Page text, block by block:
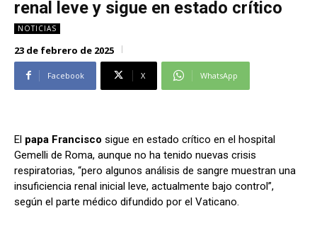
Alianza Patriotica
Libertad y Refundación
Frente Amplio
Centro Social Cristianos
Contáctenos
Suscríbase a nuestro boletín
Manténgase informado de nuestro contenido, recibiendo
Alianza Patriotica
Libertad y Refundación
Frente Amplio
Centro Social Cristianos
Contáctenos
Suscríbase a nuestro boletín
Manténgase informado de nuestro contenido, recibiendo
renal leve y sigue en estado crítico
NOTICIAS
23 de febrero de 2025
Facebook X WhatsApp
El papa Francisco sigue en estado crítico en el hospital
Gemelli de Roma, aunque no ha tenido nuevas crisis
respiratorias, “pero algunos análisis de sangre muestran una
insuficiencia renal inicial leve, actualmente bajo control”,
según el parte médico difundido por el Vaticano.